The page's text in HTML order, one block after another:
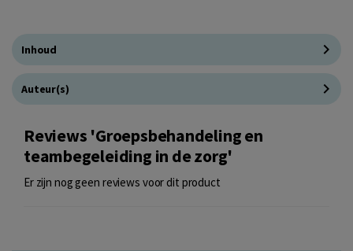
Inhoud
Auteur(s)
Reviews 'Groepsbehandeling en
teambegeleiding in de zorg'
Er zijn nog geen reviews voor dit product